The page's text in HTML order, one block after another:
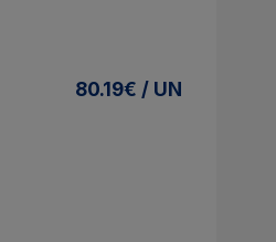
80.19€ / UN